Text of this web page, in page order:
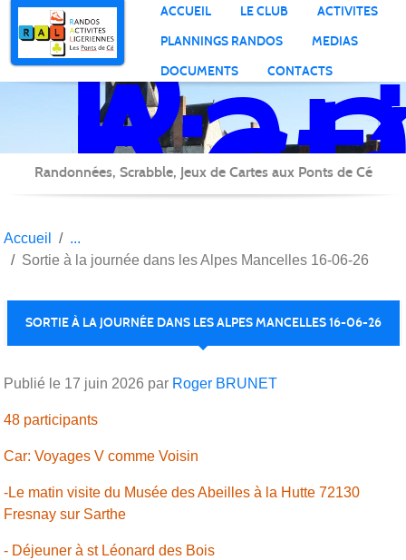
ACCUEIL LE CLUB
ACTIVITES
PLANNINGS RANDOS
MEDIAS
DOCUMENTS
CONTACTS
Randonnées, Scrabble, Jeux de Cartes aux Ponts de Cé
Accueil
Sortie à la journée dans les Alpes Mancelles 16-06-26
SORTIE À LA JOURNÉE DANS LES ALPES MANCELLES 16-06-26
Publié le 17 juin 2026 par Roger BRUNET
48 participants
Car: Voyages V comme Voisin
-Le matin visite du Musée des Abeilles à la Hutte 72130
Fresnay sur Sarthe
- Déjeuner à st Léonard des Bois
Panneau de gestion des cookies